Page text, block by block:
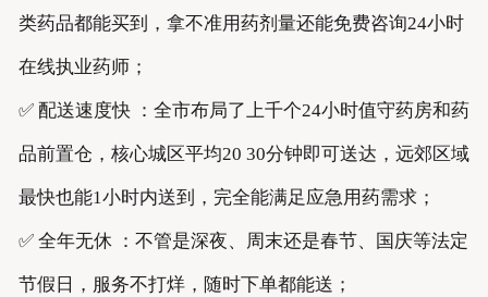
类药品都能买到，拿不准用药剂量还能免费咨询24小时
在线执业药师；
✅ 配送速度快 ：全市布局了上千个24小时值守药房和药
品前置仓，核心城区平均20 30分钟即可送达，远郊区域
最快也能1小时内送到，完全能满足应急用药需求；
✅ 全年无休 ：不管是深夜、周末还是春节、国庆等法定
节假日，服务不打烊，随时下单都能送；